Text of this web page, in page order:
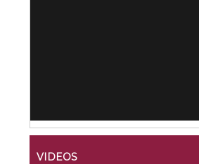
VIDEOS